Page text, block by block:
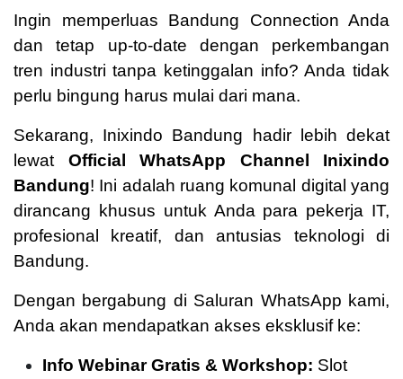
Ingin memperluas Bandung Connection Anda
dan tetap up-to-date dengan perkembangan
tren industri tanpa ketinggalan info? Anda tidak
perlu bingung harus mulai dari mana.
Sekarang, Inixindo Bandung hadir lebih dekat
lewat Official WhatsApp Channel Inixindo
Bandung! Ini adalah ruang komunal digital yang
dirancang khusus untuk Anda para pekerja IT,
profesional kreatif, dan antusias teknologi di
Bandung.
Dengan bergabung di Saluran WhatsApp kami,
Anda akan mendapatkan akses eksklusif ke:
Info Webinar Gratis & Workshop: Slot